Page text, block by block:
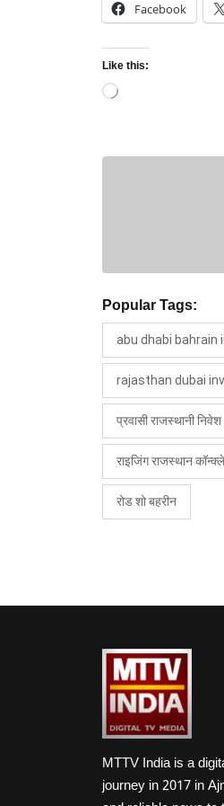
Facebook
Like this:
Loading…
Popular Tags:
abu dhabi bahrain
rajasthan dubai
प्रवासी राजस्थानी निवेश
राइजिंग राजस्थान
रोड शो बहरीन
MTTV India is a
journey in 2017 in